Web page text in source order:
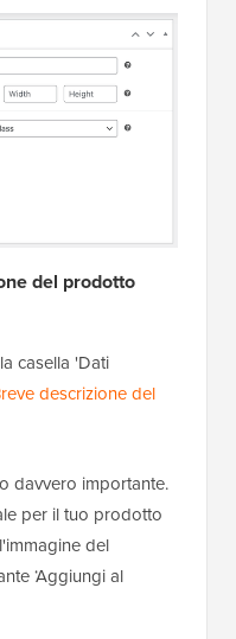
del prodotto
casella 'Dati
descrizione del
davvero importante.
per il tuo prodotto
del
‘Aggiungi al